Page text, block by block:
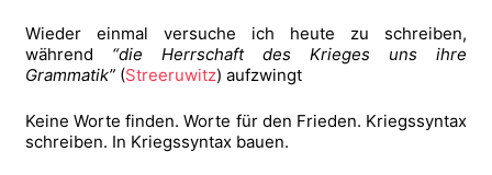
Wieder einmal versuche ich heute zu schreiben,
während “die Herrschaft des Krieges uns ihre
Grammatik” (Streeruwitz) aufzwingt
Keine Worte finden. Worte für den Frieden. Kriegssyntax
schreiben. In Kriegssyntax bauen.